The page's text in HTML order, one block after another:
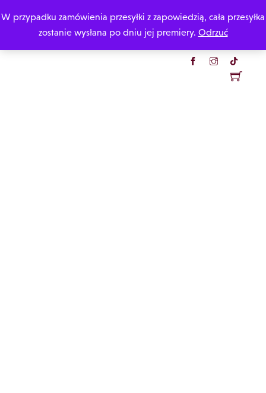
to
W przypadku zamówienia przesyłki z zapowiedzią, cała przesyłka
zostanie wysłana po dniu jej premiery. Odrzuć
Katarzyna Rzepecka
Menu